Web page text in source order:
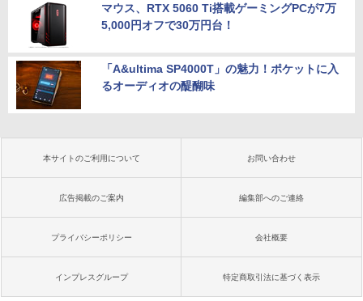
マウス、RTX 5060 Ti搭載ゲーミングPCが7万
5,000円オフで30万円台！
「A&ultima SP4000T」の魅力！ポケットに入
るオーディオの醍醐味
本サイトのご利用について お問い合わせ
広告掲載のご案内 編集部へのご連絡
プライバシーポリシー 会社概要
インプレスグループ 特定商取引法に基づく表示